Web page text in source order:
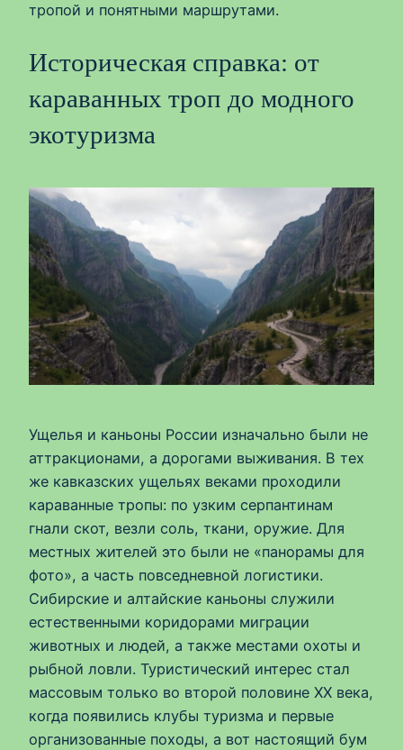
тропой и понятными маршрутами.
Историческая справка: от
караванных троп до модного
экотуризма
Ущелья и каньоны России изначально были не
аттракционами, а дорогами выживания. В тех
же кавказских ущельях веками проходили
караванные тропы: по узким серпантинам
гнали скот, везли соль, ткани, оружие. Для
местных жителей это были не «панорамы для
фото», а часть повседневной логистики.
Сибирские и алтайские каньоны служили
естественными коридорами миграции
животных и людей, а также местами охоты и
рыбной ловли. Туристический интерес стал
массовым только во второй половине XX века,
когда появились клубы туризма и первые
организованные походы, а вот настоящий бум